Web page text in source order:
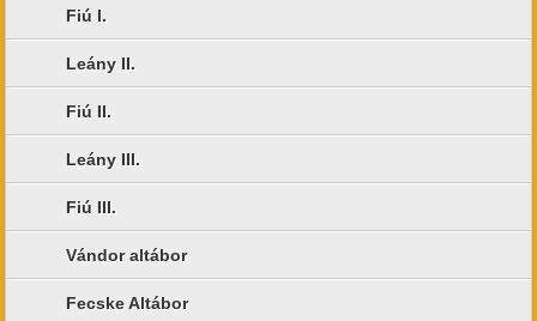
Fiú I.
Leány II.
Fiú II.
Leány III.
Fiú III.
Vándor altábor
Fecske Altábor